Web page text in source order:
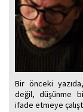
Bir önceki
değil, düşünme
ifade etmeye